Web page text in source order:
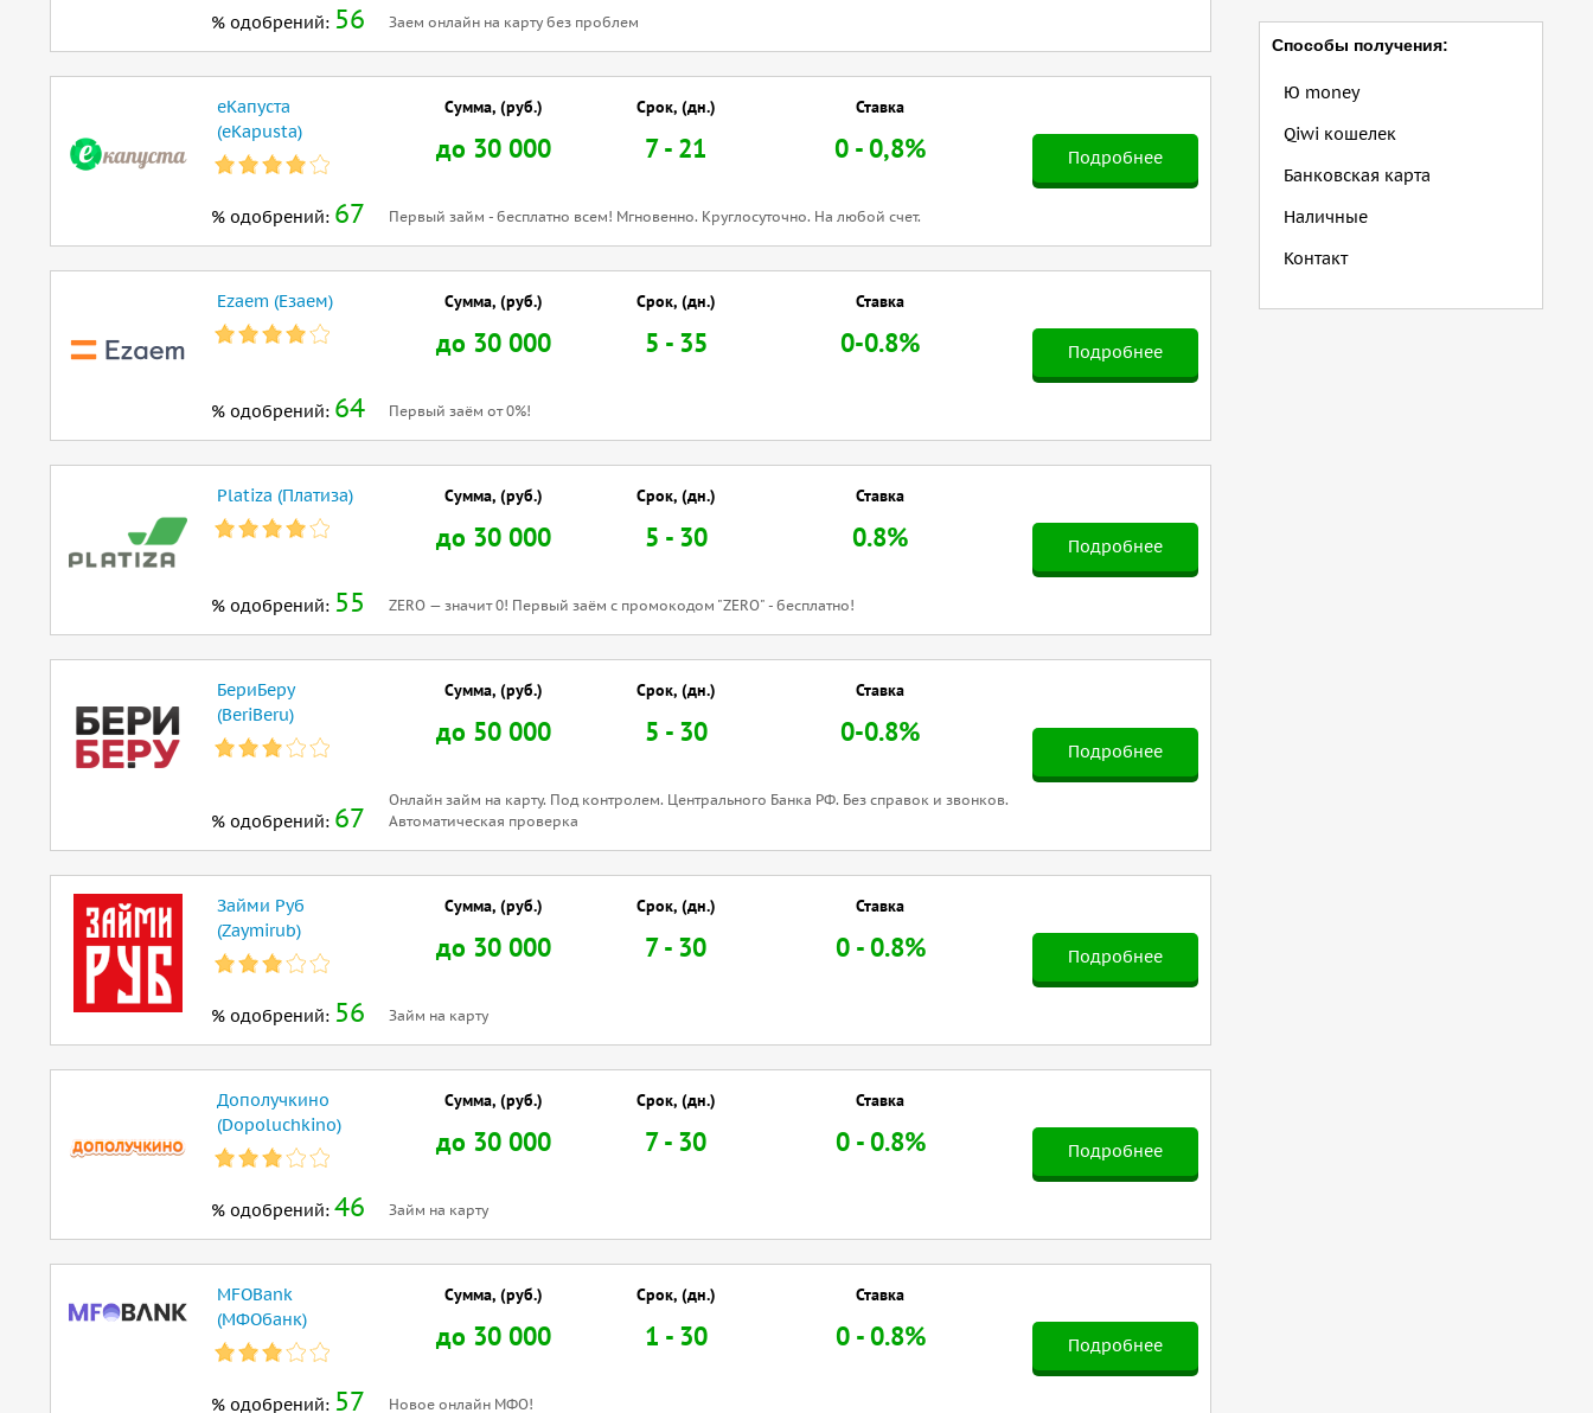
% одобрений: 56 Заем онлайн на карту без проблем
еКапуста
(eKapusta)
% одобрений: 67
Подробнее
Сумма, (руб.)
до 30 000
Срок, (дн.)
7 - 21
Ставка
0 - 0,8%
Первый займ - бесплатно всем! Мгновенно. Круглосуточно. На любой счет.
Ezaem (Езаем)
% одобрений: 64
Подробнее
Сумма, (руб.)
до 30 000
Срок, (дн.)
5 - 35
Ставка
0-0.8%
Первый заём от 0%!
Platiza (Платиза)
% одобрений: 55
Подробнее
Сумма, (руб.)
до 30 000
Срок, (дн.)
5 - 30
Ставка
0.8%
ZERO — значит 0! Первый заём с промокодом "ZERO" - бесплатно!
БериБеру
(BeriBeru)
% одобрений: 67
Подробнее
Сумма, (руб.)
до 50 000
Срок, (дн.)
5 - 30
Ставка
0-0.8%
Онлайн займ на карту. Под контролем. Центрального Банка РФ. Без справок и звонков.
Автоматическая проверка
Займи Руб
(Zaymirub)
% одобрений: 56
Подробнее
Сумма, (руб.)
до 30 000
Срок, (дн.)
7 - 30
Ставка
0 - 0.8%
Займ на карту
Дополучкино
(Dopoluchkino)
% одобрений: 46
Подробнее
Сумма, (руб.)
до 30 000
Срок, (дн.)
7 - 30
Ставка
0 - 0.8%
Займ на карту
MFOBank
(МФОбанк)
% одобрений: 57
Подробнее
Сумма, (руб.)
до 30 000
Срок, (дн.)
1 - 30
Ставка
0 - 0.8%
Новое онлайн МФО!
Способы получения:
Ю money
Qiwi кошелек
Банковская карта
Наличные
Контакт